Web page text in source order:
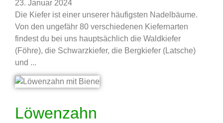
23. Januar 2024
Die Kiefer ist einer unserer häufigsten Nadelbäume.
Von den ungefähr 80 verschiedenen Kiefernarten
findest du bei uns hauptsächlich die Waldkiefer
(Föhre), die Schwarzkiefer, die Bergkiefer (Latsche)
und ...
Löwenzahn